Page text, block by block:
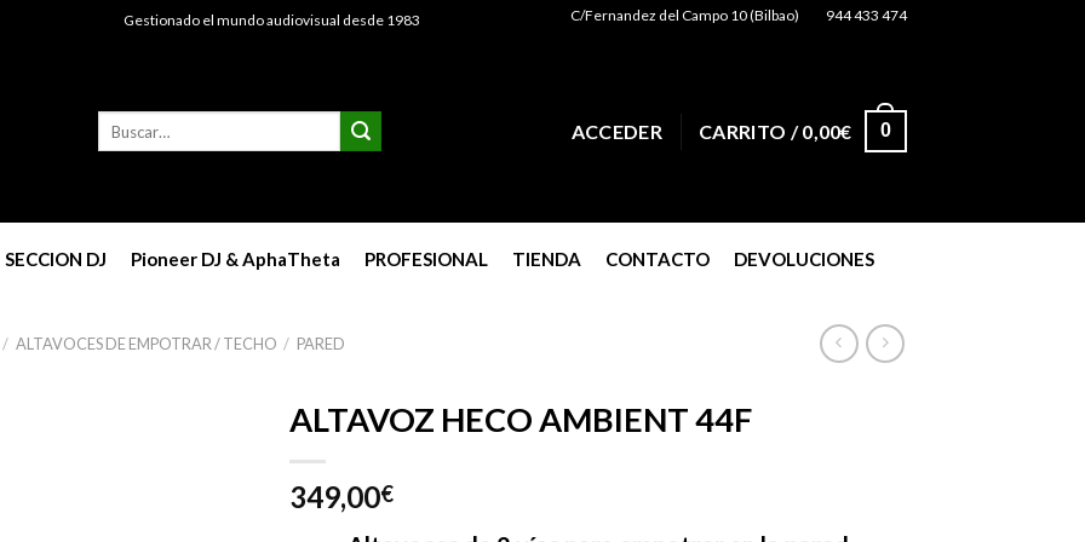
Gestionado el mundo audiovisual desde 1983 C/Fernandez del Campo 10 (Bilbao) 944 433 474
ACCEDER CARRITO /0,00€ 0
SECCION DJ Pioneer DJ & AphaTheta PROFESIONAL TIENDA CONTACTO DEVOLUCIONES
/ ALTAVOCES DE EMPOTRAR / TECHO / PARED
ALTAVOZ HECO AMBIENT 44F
349,00€